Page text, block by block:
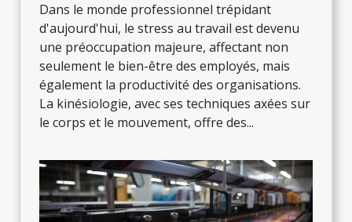
Dans le monde professionnel trépidant
d'aujourd'hui, le stress au travail est devenu
une préoccupation majeure, affectant non
seulement le bien-être des employés, mais
également la productivité des organisations.
La kinésiologie, avec ses techniques axées sur
le corps et le mouvement, offre des...